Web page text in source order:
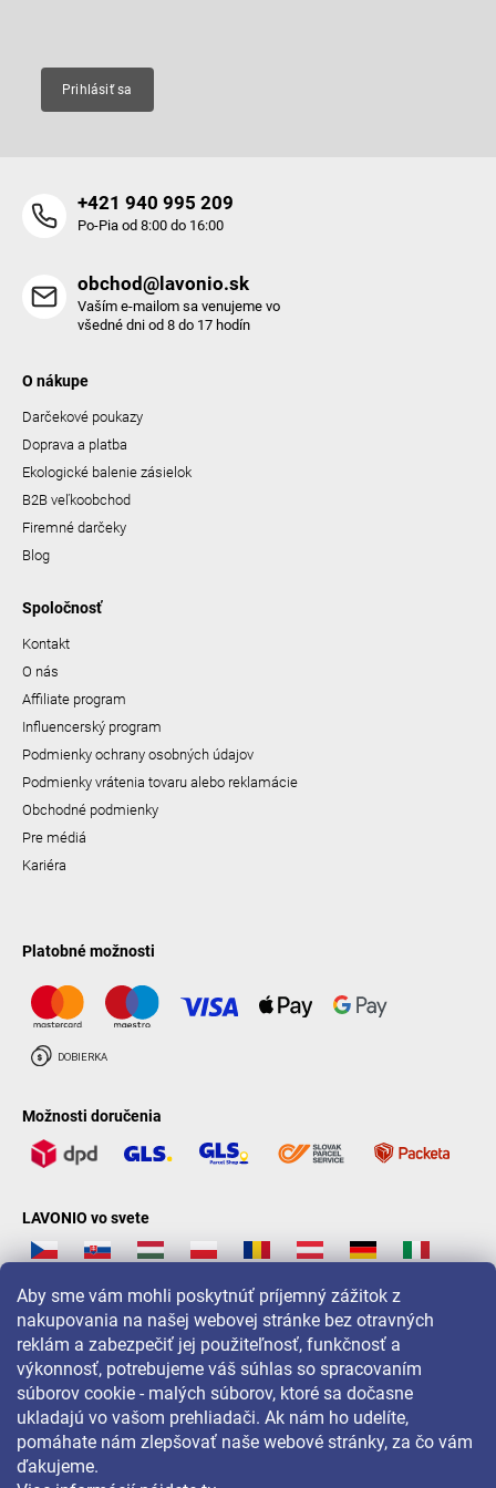
Aby sme vám mohli poskytnúť príjemný zážitok z
nakupovania na našej webovej stránke bez otravných
reklám a zabezpečiť jej použiteľnosť, funkčnosť a
výkonnosť, potrebujeme váš súhlas so spracovaním
súborov cookie - malých súborov, ktoré sa dočasne
ukladajú vo vašom prehliadači. Ak nám ho udelíte,
pomáhate nám zlepšovať naše webové stránky, za čo vám
ďakujeme.
Prihlásiť sa
+421 940 995 209
Po-Pia od 8:00 do 16:00
obchod@lavonio.sk
Vaším e-mailom sa venujeme vo
všedné dni od 8 do 17 hodín
O nákupe
Darčekové poukazy
Doprava a platba
Ekologické balenie zásielok
B2B veľkoobchod
Firemné darčeky
Blog
Spoločnosť
Kontakt
O nás
Affiliate program
Influencerský program
Podmienky ochrany osobných údajov
Podmienky vrátenia tovaru alebo reklamácie
Obchodné podmienky
Pre médiá
Kariéra
Platobné možnosti
Možnosti doručenia
LAVONIO vo svete
Pre akcie, súťaže a zľavy nás sledujte na: